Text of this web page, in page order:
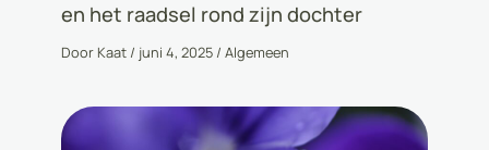
en het raadsel rond zijn dochter
Door Kaat / juni 4, 2025 /Algemeen